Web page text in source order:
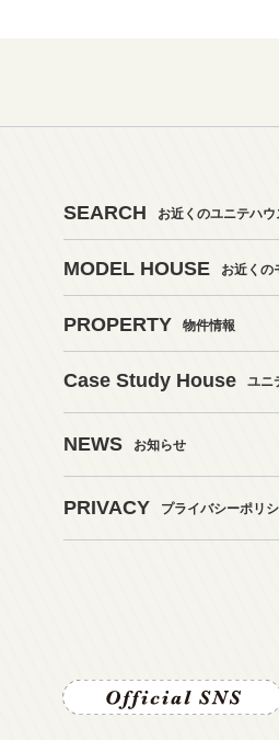
SEARCH お近くのユニテハウ
MODEL HOUSE お近くの
PROPERTY 物件情報
Case Study House ユニ
NEWS お知らせ
PRIVACY プライバシーポリ